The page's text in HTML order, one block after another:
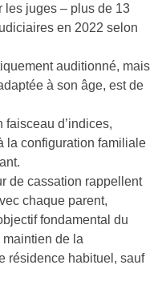
les juges – plus de 13
en 2022 selon
auditionné, mais
à son âge, est de
faisceau d’indices,
la configuration familiale
de cassation rappellent
chaque parent,
fondamental du
de la
résidence habituel, sauf